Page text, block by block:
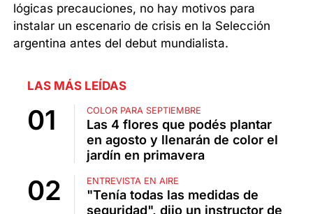
lógicas precauciones, no hay motivos para
instalar un escenario de crisis en la Selección
argentina antes del debut mundialista.
LAS MÁS LEÍDAS
COLOR PARA SEPTIEMBRE
Las 4 flores que podés plantar
en agosto y llenarán de color el
jardín en primavera
ENTREVISTA EN AIRE
"Tenía todas las medidas de
seguridad", dijo un instructor de